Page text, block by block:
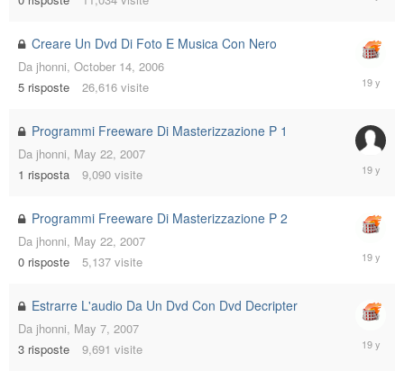
4,
Creare Un Dvd Di Foto E Musica Con Nero
Da jhonni, October 14, 2006
5 risposte 26,616 visite
May
23,
Programmi Freeware Di Masterizzazione P 1
Da jhonni, May 22, 2007
1 risposta 9,090 visite
May
22,
Programmi Freeware Di Masterizzazione P 2
Da jhonni, May 22, 2007
0 risposte 5,137 visite
May
22,
Estrarre L'audio Da Un Dvd Con Dvd Decripter
Da jhonni, May 7, 2007
3 risposte 9,691 visite
May
7,